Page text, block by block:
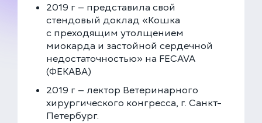
2019 г — представила свой
стендовый доклад «Кошка
с преходящим утолщением
миокарда и застойной сердечной
недостаточностью» на FECAVA
(ФЕКАВА)
2019 г — лектор Ветеринарного
хирургического конгресса, г. Санкт-
Петербург.